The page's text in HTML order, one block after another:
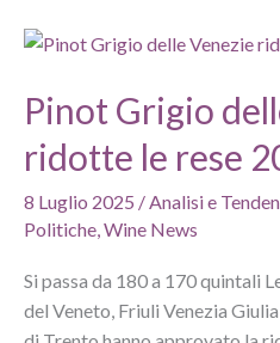
e
agroalimentare
la
strategia
di
Trump
Pinot Grigio
ridotte le rese
8 Luglio 2025 /Analisi e
Politiche,Wine News
Si passa da 180 a 170 quintali
del Veneto, Friuli Venezia